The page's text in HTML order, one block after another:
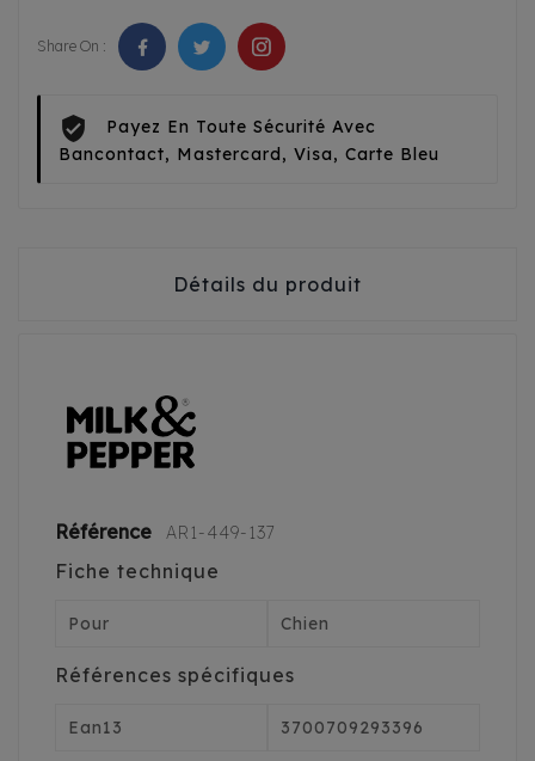
Share On :
Payez En Toute Sécurité Avec
Bancontact, Mastercard, Visa, Carte Bleu
Détails du produit
Référence AR1-449-137
Fiche technique
Pour Chien
Références spécifiques
Ean13 3700709293396